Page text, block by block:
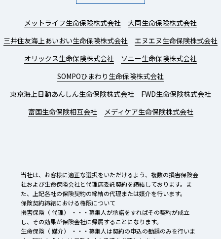
メットライフ生命保険株式会社
大同生命保険株式会社
三井住友海上あいおい生命保険株式会社
エヌエヌ生命保険株式会社
オリックス生命保険株式会社
ソニー生命保険株式会社
SOMPOひまわり生命保険株式会社
東京海上日動あんしん生命保険株式会社
FWD生命保険株式会社
富国生命保険相互会社
メディケア生命保険株式会社
当社は、お客様に適正な選択をいただけるよう、複数の損害保険会
社および生命保険会社と代理店委託契約を締結しております。ま
た、上記各社の保険契約の締結の代理または媒介を行います。
保険契約締結における権限について
損害保険（ 代理） ・・・募集人が承諾をすればその契約が成立
し、その効果が保険会社に帰属することになります。
生命保険（ 媒介） ・・・募集人は契約の申込の勧誘のみを行いま